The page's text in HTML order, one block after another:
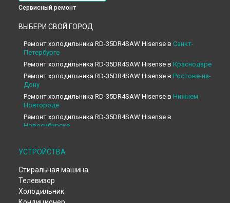
Сервисный ремонт
ВЫБЕРИ СВОЙ ГОРОД
Ремонт холодильника RD-35DR4SAW Hisense в Санкт-
Петербурге
Ремонт холодильника RD-35DR4SAW Hisense в Краснодаре
Ремонт холодильника RD-35DR4SAW Hisense в Ростове-на-
Дону
Ремонт холодильника RD-35DR4SAW Hisense в Нижнем
Новгороде
Ремонт холодильника RD-35DR4SAW Hisense в
Новосибирске
Ремонт холодильника RD-35DR4SAW Hisense в
Ремонт холодильника RD-35DR4SAW Hisense в
Ремонт холодильника RD-35DR4SAW Hisense в
Ремонт холодильника RD-35DR4SAW Hisense в
УСТРОЙСТВА
Стиральная машина
Телевизор
Холодильник